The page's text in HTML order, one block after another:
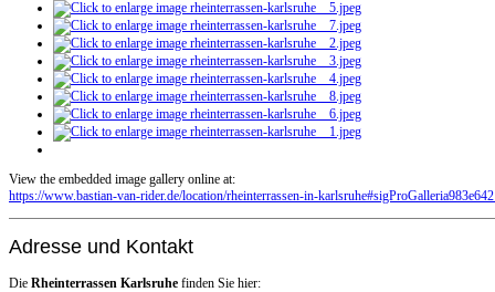
View the embedded image gallery online at:
https://www.bastian-van-rider.de/location/rheinterrassen-in-
Adresse und Kontakt
Die Rheinterrassen Karlsruhe finden Sie hier: